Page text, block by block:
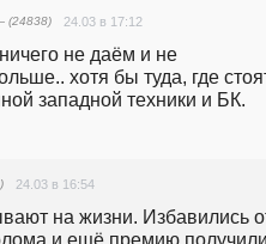
(24838) 24.03 в 17:12
не даём и не
хотя бы туда, где
западной техники и БК.
24.03 в 16:54
на жизни. Избавились
и ещё премию